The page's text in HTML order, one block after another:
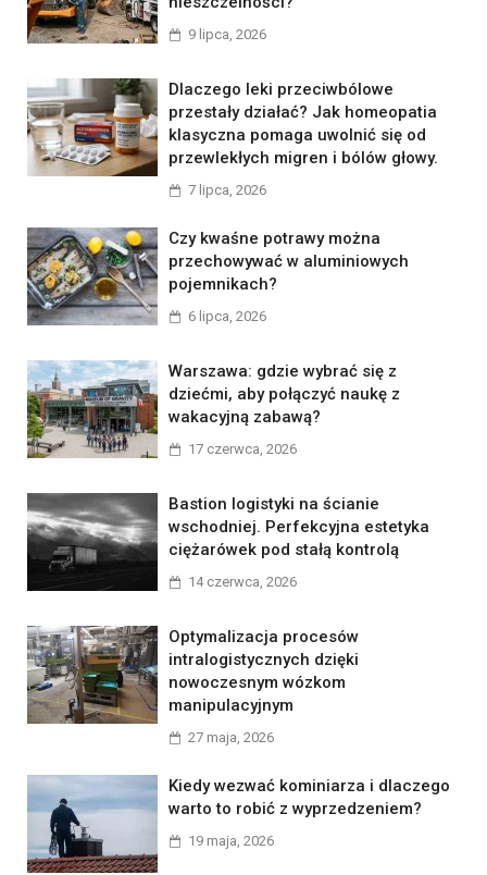
9 lipca, 2026
Dlaczego leki przeciwbólowe
przestały działać? Jak homeopatia
klasyczna pomaga uwolnić się od
przewlekłych migren i bólów głowy.
7 lipca, 2026
Czy kwaśne potrawy można
przechowywać w aluminiowych
pojemnikach?
6 lipca, 2026
Warszawa: gdzie wybrać się z
dziećmi, aby połączyć naukę z
wakacyjną zabawą?
17 czerwca, 2026
Bastion logistyki na ścianie
wschodniej. Perfekcyjna estetyka
ciężarówek pod stałą kontrolą
14 czerwca, 2026
Optymalizacja procesów
intralogistycznych dzięki
nowoczesnym wózkom
manipulacyjnym
27 maja, 2026
Kiedy wezwać kominiarza i dlaczego
warto to robić z wyprzedzeniem?
19 maja, 2026